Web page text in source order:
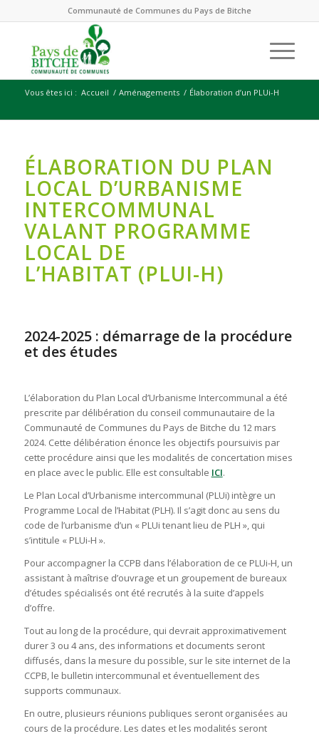
Communauté de Communes du Pays de Bitche
Vous êtes ici : Accueil / Aménagements / Élaboration d’un PLUi-H
ÉLABORATION DU PLAN
LOCAL D’URBANISME
INTERCOMMUNAL
VALANT PROGRAMME
LOCAL DE
L’HABITAT (PLUI-H)
2024-2025 : démarrage de la procédure
et des études
L’élaboration du Plan Local d’Urbanisme Intercommunal a été
prescrite par délibération du conseil communautaire de la
Communauté de Communes du Pays de Bitche du 12 mars
2024. Cette délibération énonce les objectifs poursuivis par
cette procédure ainsi que les modalités de concertation mises
en place avec le public. Elle est consultable ICI.
Le Plan Local d’Urbanisme intercommunal (PLUi) intègre un
Programme Local de l’Habitat (PLH). Il s’agit donc au sens du
code de l’urbanisme d’un « PLUi tenant lieu de PLH », qui
s’intitule « PLUi-H ».
Pour accompagner la CCPB dans l’élaboration de ce PLUi-H, un
assistant à maîtrise d’ouvrage et un groupement de bureaux
d’études spécialisés ont été recrutés à la suite d’appels
d’offre.
Tout au long de la procédure, qui devrait approximativement
durer 3 ou 4 ans, des informations et documents seront
diffusés, dans la mesure du possible, sur le site internet de la
CCPB, le bulletin intercommunal et éventuellement des
supports communaux.
En outre, plusieurs réunions publiques seront organisées au
cours de la procédure. Les dates et les modalités seront